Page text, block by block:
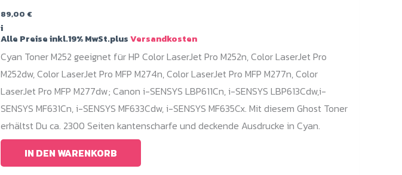
89,00 €
i
Alle Preise inkl.19% MwSt.plusVersandkosten
Cyan Toner M252 geeignet für HP Color LaserJet Pro M252n, Color LaserJet Pro
M252dw, Color LaserJet Pro MFP M274n, Color LaserJet Pro MFP M277n, Color
LaserJet Pro MFP M277dw; Canon i-SENSYS LBP611Cn, i-SENSYS LBP613Cdw,i-
SENSYS MF631Cn, i-SENSYS MF633Cdw, i-SENSYS MF635Cx. Mit diesem Ghost Toner
erhältst Du ca. 2300 Seiten kantenscharfe und deckende Ausdrucke in Cyan.
IN DEN WARENKORB